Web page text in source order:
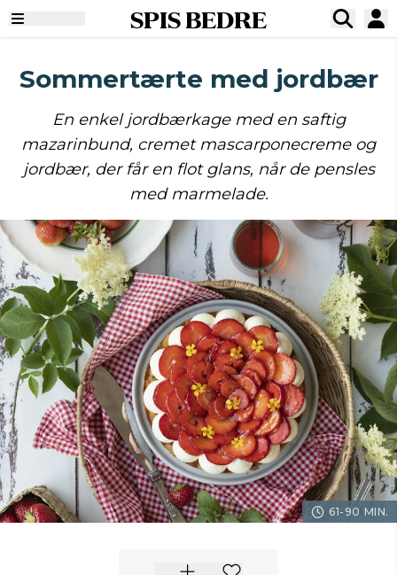
SPIS BEDRE
Sommertærte med jordbær
En enkel jordbærkage med en saftig
mazarinbund, cremet mascarponecreme og
jordbær, der får en flot glans, når de pensles
med marmelade.
61-90 MIN.